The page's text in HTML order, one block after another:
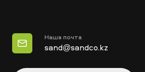
Наша почта
sand@sandco.kz